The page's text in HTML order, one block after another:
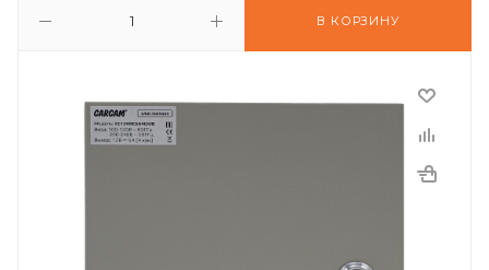
В КОРЗИНУ